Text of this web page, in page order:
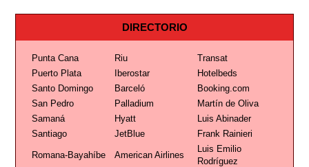
DIRECTORIO
Punta Cana Riu
Transat
Puerto Plata
Iberostar
Hotelbeds
Santo Domingo
Barceló
Booking.com
San Pedro
Palladium
Martín de Oliva
Samaná
Hyatt
Luis Abinader
Santiago
JetBlue Frank Rainieri
Romana-Bayahíbe American Airlines
Luis Emilio
Rodríguez